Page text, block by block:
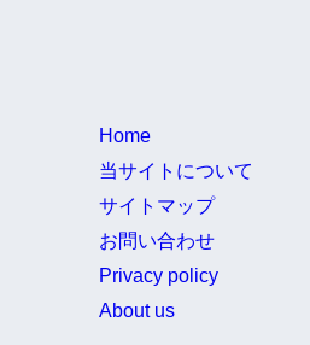
Home
当サイトについて
サイトマップ
お問い合わせ
Privacy policy
About us